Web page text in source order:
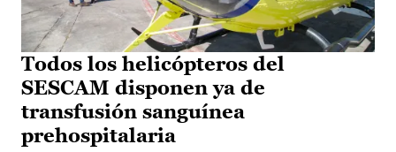
Todos los helicópteros del
SESCAM disponen ya de
transfusión sanguínea
prehospitalaria